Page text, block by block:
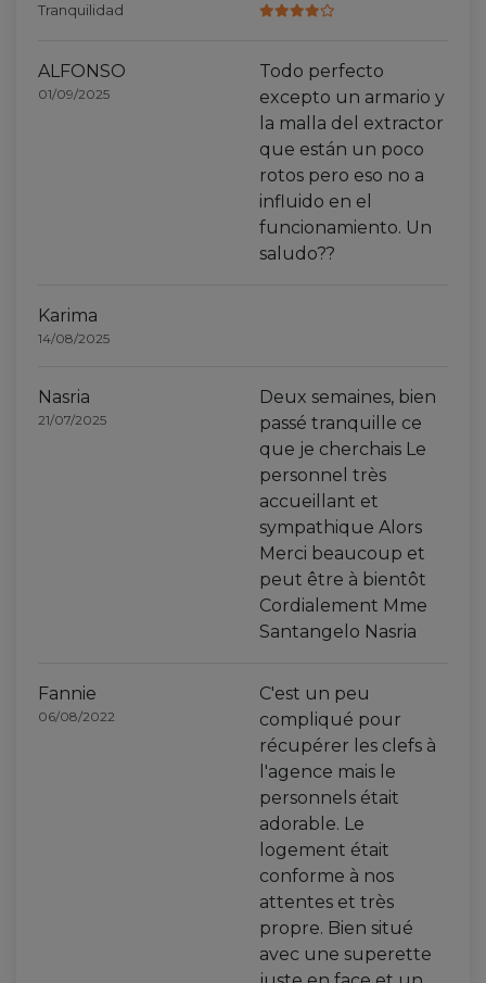
Tranquilidad
ALFONSO
01/09/2025
Todo perfecto
excepto un armario y
la malla del extractor
que están un poco
rotos pero eso no a
influido en el
funcionamiento. Un
saludo??
Karima
14/08/2025
Nasria
21/07/2025
Deux semaines, bien
passé tranquille ce
que je cherchais Le
personnel très
accueillant et
sympathique Alors
Merci beaucoup et
peut être à bientôt
Cordialement Mme
Santangelo Nasria
Fannie
06/08/2022
C'est un peu
compliqué pour
récupérer les clefs à
l'agence mais le
personnels était
adorable. Le
logement était
conforme à nos
attentes et très
propre. Bien situé
avec une superette